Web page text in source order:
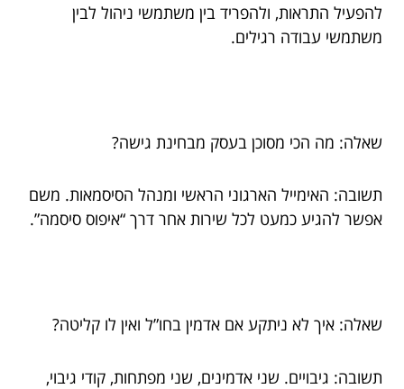
להפעיל התראות, ולהפריד בין משתמשי ניהול לבין
משתמשי עבודה רגילים.
שאלה: מה הכי מסוכן בעסק מבחינת גישה?
תשובה: האימייל הארגוני הראשי ומנהל הסיסמאות. משם
אפשר להגיע כמעט לכל שירות אחר דרך “איפוס סיסמה”.
שאלה: איך לא ניתקע אם אדמין בחו”ל ואין לו קליטה?
תשובה: גיבויים. שני אדמינים, שני מפתחות, קודי גיבוי,